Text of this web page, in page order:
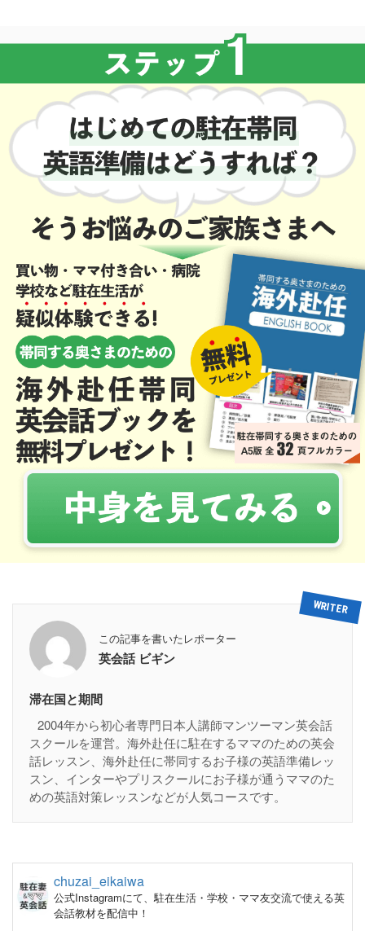
この記事を書いたレポーター
英会話 ビギン
滞在国と期間
2004年から初心者専門日本人講師マンツーマン英会話
スクールを運営。海外赴任に駐在するママのための英会
話レッスン、海外赴任に帯同するお子様の英語準備レッ
スン、インターやプリスクールにお子様が通うママのた
めの英語対策レッスンなどが人気コースです。
chuzai_eikaiwa
公式Instagramにて、駐在生活・学校・ママ友交流で使える英
会話教材を配信中！